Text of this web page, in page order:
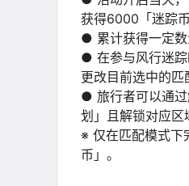
获得6000「迷踪
● 累计获得一定数
● 在参与风行迷踪
更改目前选中的匹
● 旅行者可以通过
划」且解锁对应
※ 仅在匹配模式下
币」。